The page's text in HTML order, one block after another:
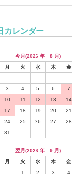
カレンダー
今月(2026 年 8 月)
月 火 水 木 金
3 4 5 6 7
10 11 12 13 14
17 18 19 20 21
24 25 26 27 28
31
翌月(2026 年 9 月)
月 火 水 木 金
1
2 3 4